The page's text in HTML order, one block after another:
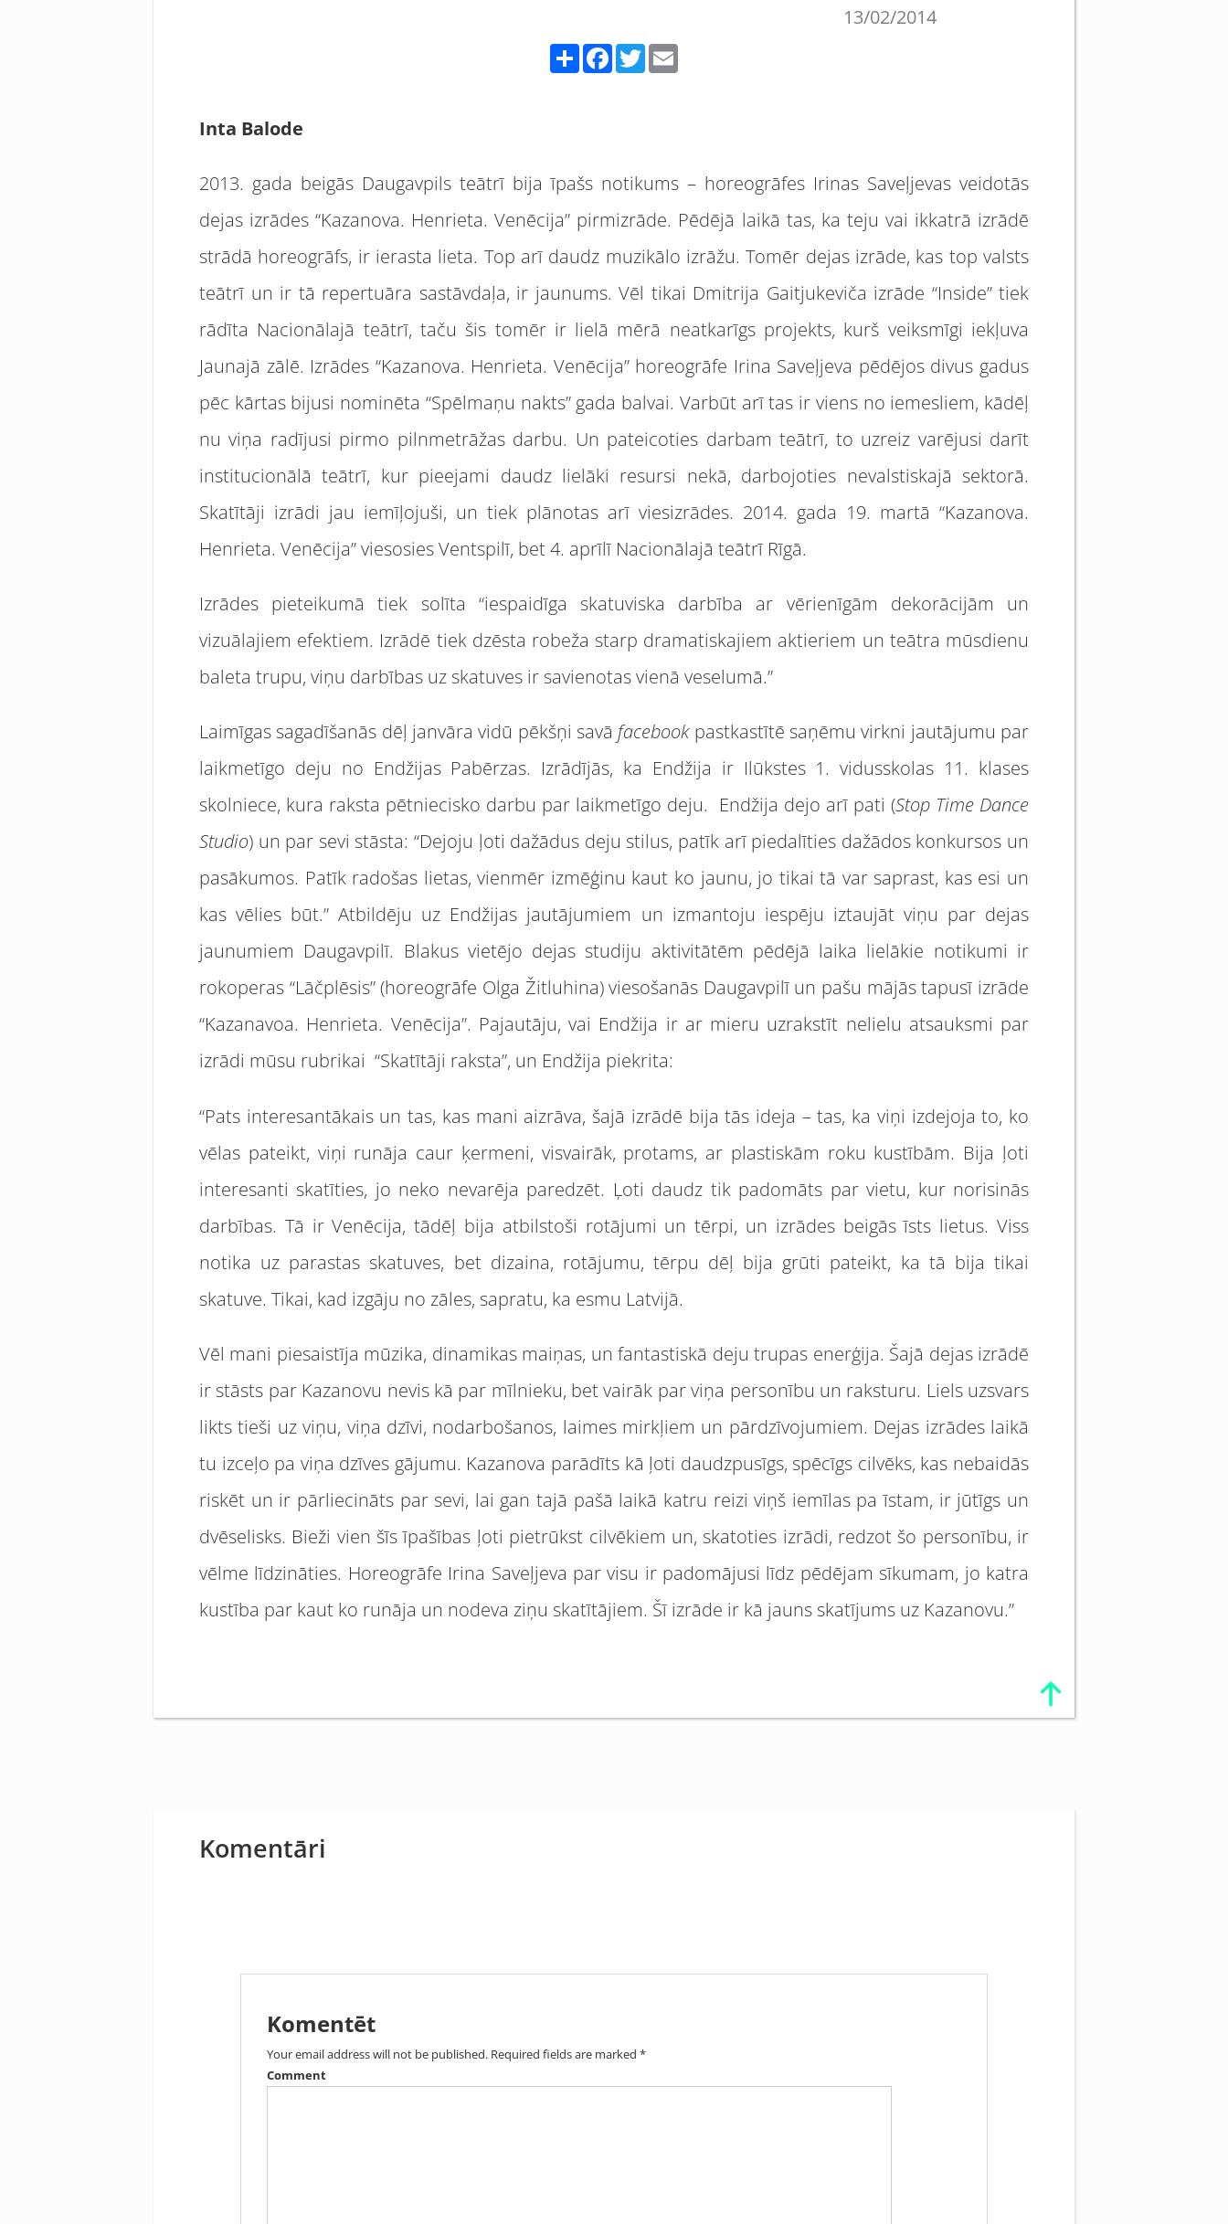
13/02/2014
Share FacebookTwitter
Inta Balode
2013. gada beigās Daugavpils teātrī bija īpašs notikums – horeogrāfes Irinas Saveļjevas veidotās
dejas izrādes “Kazanova. Henrieta. Venēcija” pirmizrāde. Pēdējā laikā tas, ka teju vai ikkatrā izrādē
strādā horeogrāfs, ir ierasta lieta. Top arī daudz muzikālo izrāžu. Tomēr dejas izrāde, kas top valsts
teātrī un ir tā repertuāra sastāvdaļa, ir jaunums. Vēl tikai Dmitrija Gaitjukeviča izrāde “Inside” tiek
rādīta Nacionālajā teātrī, taču šis tomēr ir lielā mērā neatkarīgs projekts, kurš veiksmīgi iekļuva
Jaunajā zālē. Izrādes “Kazanova. Henrieta. Venēcija” horeogrāfe Irina Saveļjeva pēdējos divus gadus
pēc kārtas bijusi nominēta “Spēlmaņu nakts” gada balvai. Varbūt arī tas ir viens no iemesliem, kādēļ
nu viņa radījusi pirmo pilnmetrāžas darbu. Un pateicoties darbam teātrī, to uzreiz varējusi darīt
institucionālā teātrī, kur pieejami daudz lielāki resursi nekā, darbojoties nevalstiskajā sektorā.
Skatītāji izrādi jau iemīļojuši, un tiek plānotas arī viesizrādes. 2014. gada 19. martā “Kazanova.
Henrieta. Venēcija” viesosies Ventspilī, bet 4. aprīlī Nacionālajā teātrī Rīgā.
Izrādes pieteikumā tiek solīta “iespaidīga skatuviska darbība ar vērienīgām dekorācijām un
vizuālajiem efektiem. Izrādē tiek dzēsta robeža starp dramatiskajiem aktieriem un teātra mūsdienu
baleta trupu, viņu darbības uz skatuves ir savienotas vienā veselumā.”
Laimīgas sagadīšanās dēļ janvāra vidū pēkšņi savā facebookpastkastītē saņēmu virkni jautājumu par
laikmetīgo deju no Endžijas Pabērzas. Izrādījās, ka Endžija ir Ilūkstes 1. vidusskolas 11. klases
skolniece, kura raksta pētniecisko darbu par laikmetīgo deju. Endžija dejo arī pati (Stop Time Dance
Studio) un par sevi stāsta: “Dejoju ļoti dažādus deju stilus, patīk arī piedalīties dažādos konkursos un
pasākumos. Patīk radošas lietas, vienmēr izmēģinu kaut ko jaunu, jo tikai tā var saprast, kas esi un
kas vēlies būt.” Atbildēju uz Endžijas jautājumiem un izmantoju iespēju iztaujāt viņu par dejas
jaunumiem Daugavpilī. Blakus vietējo dejas studiju aktivitātēm pēdējā laika lielākie notikumi ir
rokoperas “Lāčplēsis” (horeogrāfe Olga Žitluhina) viesošanās Daugavpilī un pašu mājās tapusī izrāde
“Kazanavoa. Henrieta. Venēcija”. Pajautāju, vai Endžija ir ar mieru uzrakstīt nelielu atsauksmi par
izrādi mūsu rubrikai “Skatītāji raksta”, un Endžija piekrita:
“Pats interesantākais un tas, kas mani aizrāva, šajā izrādē bija tās ideja – tas, ka viņi izdejoja to, ko
vēlas pateikt, viņi runāja caur ķermeni, visvairāk, protams, ar plastiskām roku kustībām. Bija ļoti
interesanti skatīties, jo neko nevarēja paredzēt. Ļoti daudz tik padomāts par vietu, kur norisinās
darbības. Tā ir Venēcija, tādēļ bija atbilstoši rotājumi un tērpi, un izrādes beigās īsts lietus. Viss
notika uz parastas skatuves, bet dizaina, rotājumu, tērpu dēļ bija grūti pateikt, ka tā bija tikai
skatuve. Tikai, kad izgāju no zāles, sapratu, ka esmu Latvijā.
Vēl mani piesaistīja mūzika, dinamikas maiņas, un fantastiskā deju trupas enerģija. Šajā dejas izrādē
ir stāsts par Kazanovu nevis kā par mīlnieku, bet vairāk par viņa personību un raksturu. Liels uzsvars
likts tieši uz viņu, viņa dzīvi, nodarbošanos, laimes mirkļiem un pārdzīvojumiem. Dejas izrādes laikā
tu izceļo pa viņa dzīves gājumu. Kazanova parādīts kā ļoti daudzpusīgs, spēcīgs cilvēks, kas nebaidās
riskēt un ir pārliecināts par sevi, lai gan tajā pašā laikā katru reizi viņš iemīlas pa īstam, ir jūtīgs un
dvēselisks. Bieži vien šīs īpašības ļoti pietrūkst cilvēkiem un, skatoties izrādi, redzot šo personību, ir
vēlme līdzināties. Horeogrāfe Irina Saveļjeva par visu ir padomājusi līdz pēdējam sīkumam, jo katra
kustība par kaut ko runāja un nodeva ziņu skatītājiem. Šī izrāde ir kā jauns skatījums uz Kazanovu.”
Komentāri
Komentēt
Your email address will not be published. Required fields are marked *
Comment